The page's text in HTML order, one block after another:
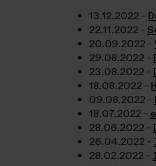
13.12.2022 -
22.11.2022 -
20.09.2022 -
29.08.2022 -
23.08.2022 -
18.08.2022 -
09.08.2022 -
18.07.2022 -
28.06.2022 -
26.04.2022 -
28.02.2022 -